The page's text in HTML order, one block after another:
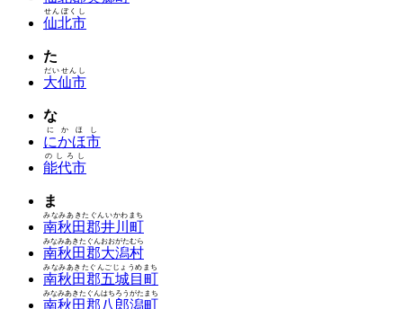
仙北市
せんぼくし
た
大仙市
だいせんし
な
にかほ市
にかほし
能代市
のしろし
ま
南秋田郡井川町
みなみあきたぐんいかわまち
南秋田郡大潟村
みなみあきたぐんおおがたむら
南秋田郡五城目町
みなみあきたぐんごじょうめまち
南秋田郡八郎潟町
みなみあきたぐんはちろうがたまち